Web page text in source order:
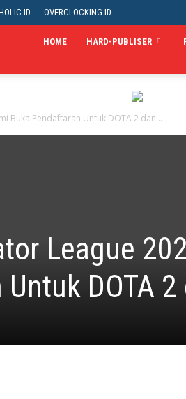
OVERCLOCKING ID
HOME HARD-PUBLISER
Buka Pendaftaran Untuk DOTA 2 dan...
League
DOTA